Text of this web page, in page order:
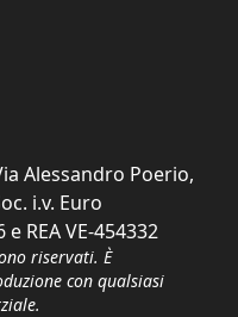
Alessandro Poerio,
i.v. Euro
e REA VE-454332
riservati. È
con qualsiasi